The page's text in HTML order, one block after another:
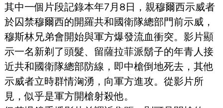
其中一個片段記錄本年7月8日，親穆爾西示威者
於囚禁穆爾西的開羅共和國衛隊總部門前示威，
穆斯林兄弟會開始與軍方爆發流血衝突。影片顯
示一名新剃了頭髮、留薩拉菲派鬍子的年青人接
近共和國衛隊總部防線，即中槍倒地死去，其他
示威者立時群情洶湧，向軍方進攻。從影片所
見，似乎是軍方開槍射殺他。